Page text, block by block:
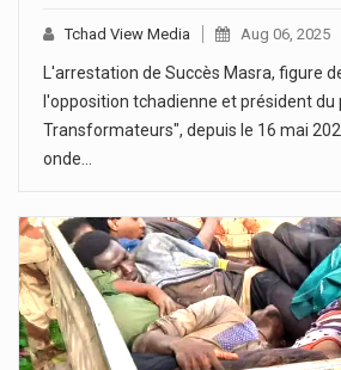
Tchad View Media Aug 06, 2025
L'arrestation de Succès Masra, figure
l'opposition tchadienne et président du
Transformateurs", depuis le 16 mai
onde…